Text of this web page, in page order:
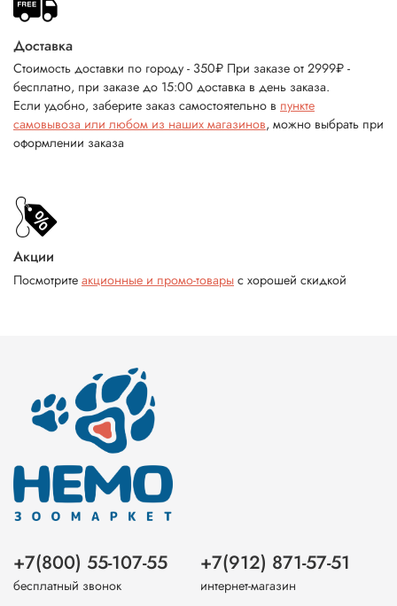
Доставка
Стоимость доставки по городу - 350₽ При заказе от 2999₽ -
бесплатно, при заказе до 15:00 доставка в день заказа.
Если удобно, заберите заказ самостоятельно в пункте
самовывоза или любом из наших магазинов, можно выбрать при
оформлении заказа
Акции
Посмотрите акционные и промо-товары с хорошей скидкой
+7(800) 55-107-55
бесплатный звонок
+7(912) 871-57-51
интернет-магазин